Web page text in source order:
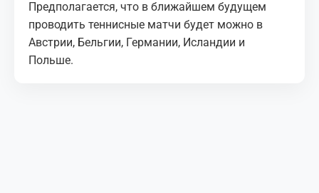
Предполагается, что в ближайшем будущем
проводить теннисные матчи будет можно в
Австрии, Бельгии, Германии, Исландии и
Польше.